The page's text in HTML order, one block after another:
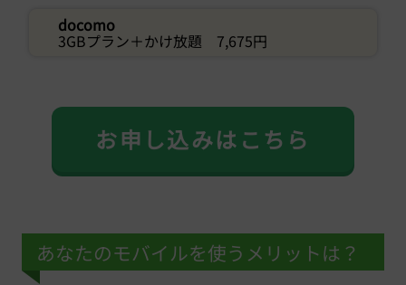
docomo
3GBプラン＋かけ放題 7,675円
お申し込みはこちら
あなたのモバイルを使うメリットは？